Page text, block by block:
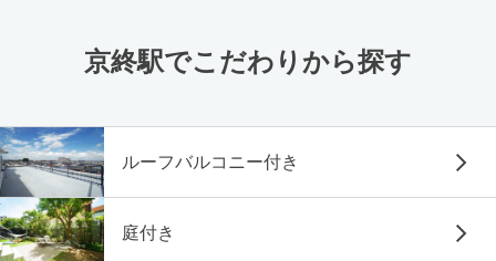
京終駅でこだわりから探す
ルーフバルコニー付き
庭付き